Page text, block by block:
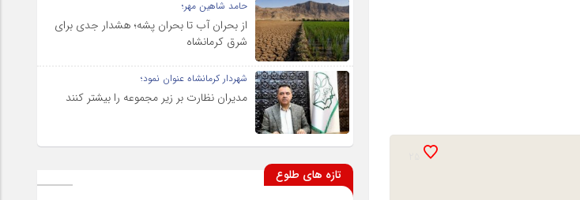
حامد شاهین مهر؛
از بحران آب تا بحران پشه؛ هشدار جدی برای
شرق کرمانشاه
شهردار کرمانشاه عنوان نمود؛
مدیران نظارت بر زیر مجموعه را بیشتر کنند
تازه های طلوع